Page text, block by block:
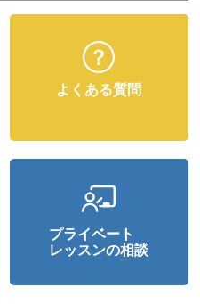
よくある質問
プライベート
レッスンの相談